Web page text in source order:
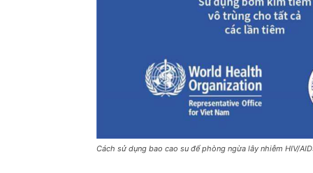
Cách sử dụng bao cao su để phòng ngừa lây nhiễm HIV/